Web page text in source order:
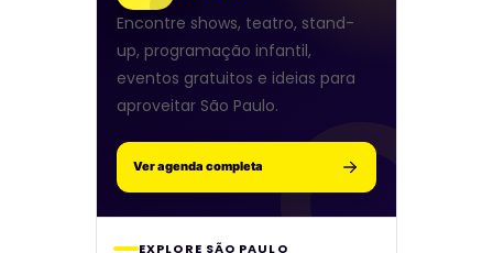
Encontre shows, teatro, stand-
up, programação infantil,
eventos gratuitos e ideias para
aproveitar São Paulo.
Ver agenda completa
EXPLORE SÃO PAULO